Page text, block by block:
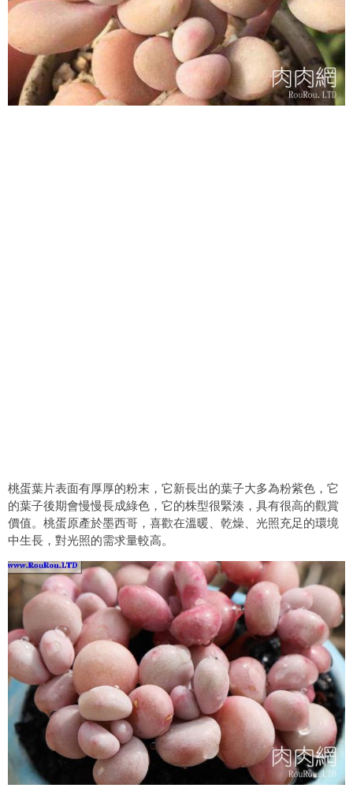
桃蛋葉片表面有厚厚的粉末，它新長出的葉子大多為粉紫色，它
的葉子後期會慢慢長成綠色，它的株型很緊湊，具有很高的觀賞
價值。桃蛋原產於墨西哥，喜歡在溫暖、乾燥、光照充足的環境
中生長，對光照的需求量較高。